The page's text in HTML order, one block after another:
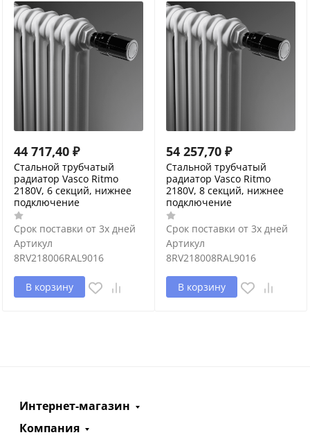
44 717,40 ₽
Cтальной трубчатый
радиатор Vasco Ritmo
2180V, 6 секций, нижнее
подключение
Срок поставки от 3х дней
Артикул
8RV218006RAL9016
В корзину
54 257,70 ₽
Cтальной трубчатый
радиатор Vasco Ritmo
2180V, 8 секций, нижнее
подключение
Срок поставки от 3х дней
Артикул
8RV218008RAL9016
В корзину
Интернет-магазин
Компания